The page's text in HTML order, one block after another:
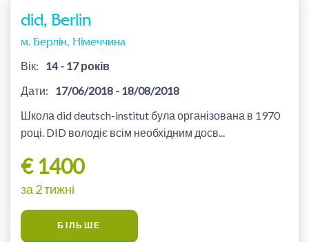
did, Berlin
м. Берлін, Німеччина
Вік:
14 - 17 років
Дати:
17/06/2018 - 18/08/2018
Школа did deutsch-institut була організована в 1970
році. DID володіє всім необхідним досв...
€ 1400
за 2 тижні
БІЛЬШЕ